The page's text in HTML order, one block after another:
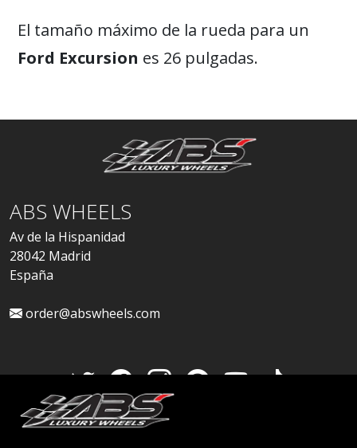
El tamaño máximo de la rueda para un
Ford Excursion es 26 pulgadas.
ABS WHEELS
Av de la Hispanidad
28042 Madrid
España
order@abswheels.com
Cuenta de distribuidor